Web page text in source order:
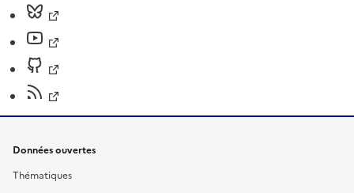
Données ouvertes
Thématiques